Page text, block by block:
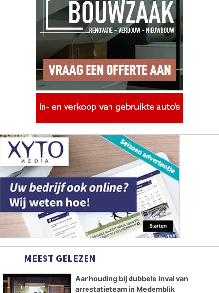
MEEST GELEZEN
Aanhouding bij dubbele inval van
arrestatieteam in Medemblik